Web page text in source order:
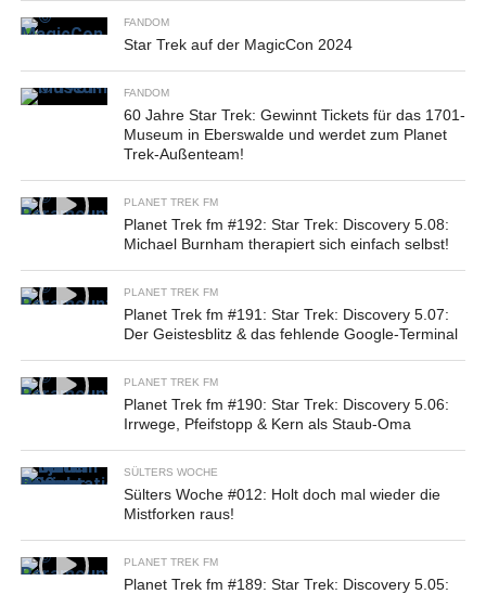
FANDOM
Star Trek auf der MagicCon 2024
FANDOM
60 Jahre Star Trek: Gewinnt Tickets für das 1701-
Museum in Eberswalde und werdet zum Planet
Trek-Außenteam!
PLANET TREK FM
Planet Trek fm #192: Star Trek: Discovery 5.08:
Michael Burnham therapiert sich einfach selbst!
PLANET TREK FM
Planet Trek fm #191: Star Trek: Discovery 5.07:
Der Geistesblitz & das fehlende Google-Terminal
PLANET TREK FM
Planet Trek fm #190: Star Trek: Discovery 5.06:
Irrwege, Pfeifstopp & Kern als Staub-Oma
SÜLTERS WOCHE
Sülters Woche #012: Holt doch mal wieder die
Mistforken raus!
PLANET TREK FM
Planet Trek fm #189: Star Trek: Discovery 5.05: